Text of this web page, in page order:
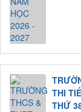
THI
THỨ